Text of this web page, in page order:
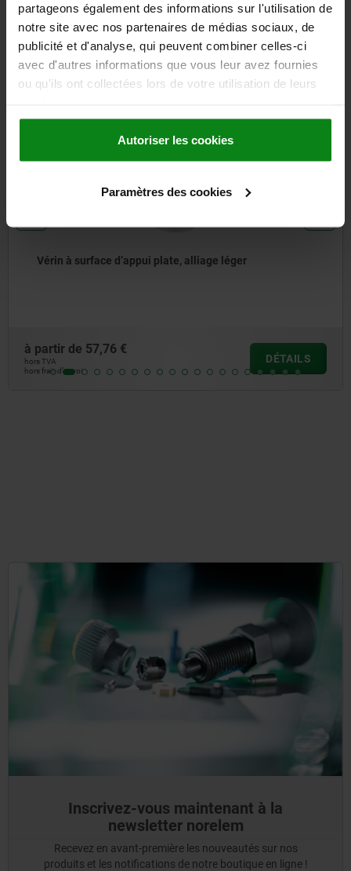
partageons également des informations sur l'utilisation de
notre site avec nos partenaires de médias sociaux, de
publicité et d'analyse, qui peuvent combiner celles-ci
avec d'autres informations que vous leur avez fournies
ou qu'ils ont collectées lors de votre utilisation de leurs
Autoriser les cookies
Paramètres des cookies
D'autres clients ont
également acheté
Vérin à surface d’appui plate, alliage léger
à partir de 57,76 €
hors TVA
hors frais d’envoi
DÉTAILS
Inscrivez-vous maintenant à la
newsletter norelem
Recevez en avant-première les nouveautés sur nos
produits et les notifications de notre boutique en ligne !